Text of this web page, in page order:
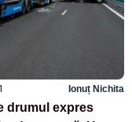
Ionuț Nichita
drumul expres